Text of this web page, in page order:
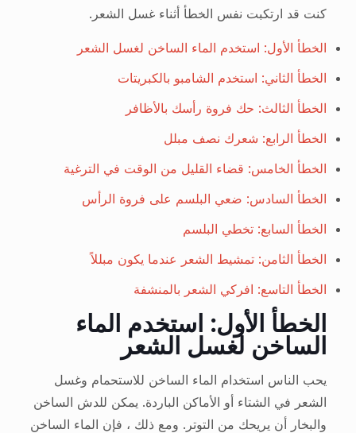
كنت قد ارتكبت نفس الخطأ أثناء غسل الشعر.
الخطأ الأول: استخدم الماء الساخن لغسل الشعر
الخطأ الثاني: استخدم الشامبو بالكبريتات
الخطأ الثالث: حك فروة رأسك بالأظافر
الخطأ الرابع: شعرك نصف مبلل
الخطأ الخامس: قضاء القليل من الوقت في الترغية
الخطأ السادس: ضعي البلسم على فروة الرأس
الخطأ السابع: تخطي البلسم
الخطأ الثامن: تمشيط الشعر عندما يكون مبللاً
الخطأ التاسع: افركي الشعر بالمنشفة
الخطأ الأول: استخدم الماء
الساخن لغسل الشعر
يحب الناس استخدام الماء الساخن للاستحمام وغسل
الشعر في الشتاء أو الأماكن الباردة. يمكن للدش الساخن
والبخار أن يريحك من التوتر. ومع ذلك ، فإن الماء الساخن